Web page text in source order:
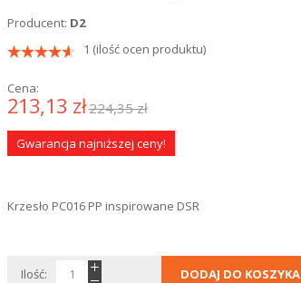
Producent: D2
1 (ilość ocen produktu)
Cena:
213,13 zł224,35 zł
Gwarancja najniższej ceny!
Krzesło PC016 PP inspirowane DSR
Ilość: DODAJ DO KOSZYKA